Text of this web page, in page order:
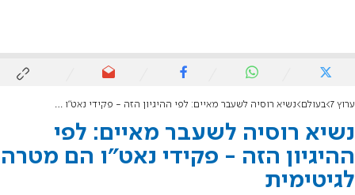
ערוץ 7 בעולם נשיא רוסיה לשעבר מאיים: לפי ההיגיון הזה - פקידי נאט"ו הם מטרה לגיטימית
נשיא רוסיה לשעבר מאיים: לפי
ההיגיון הזה - פקידי נאט"ו הם מטרה
לגיטימית